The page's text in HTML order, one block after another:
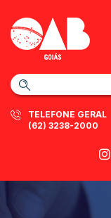
TELEFONE GERAL
(62) 3238-2000